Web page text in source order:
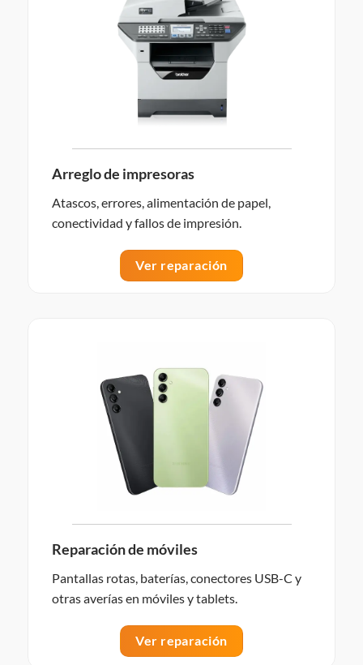
Arreglo de impresoras
Atascos, errores, alimentación de papel,
conectividad y fallos de impresión.
Ver reparación
Reparación de móviles
Pantallas rotas, baterías, conectores USB-C y
otras averías en móviles y tablets.
Ver reparación